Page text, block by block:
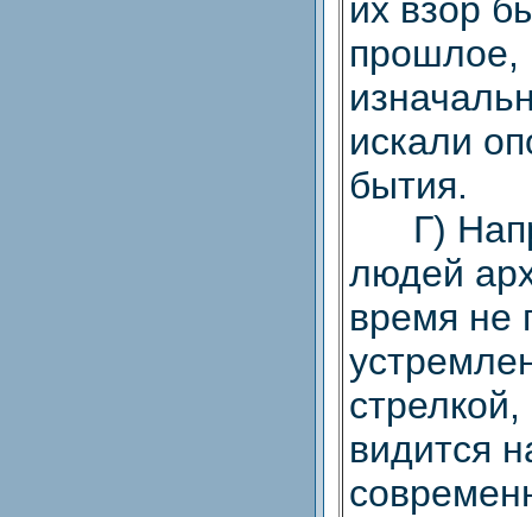
их взор
прошлое,
искали
бытия.
Г)
людей
время не
видится